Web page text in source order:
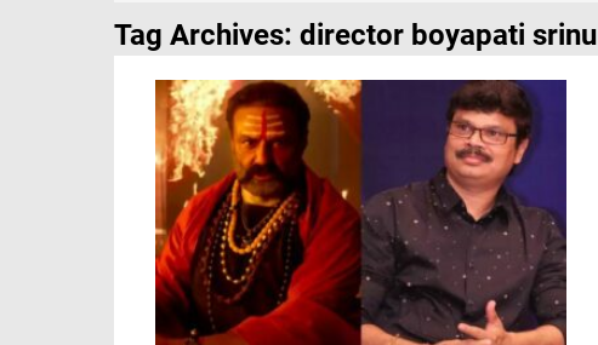
Tag Archives: director boyapati srinu